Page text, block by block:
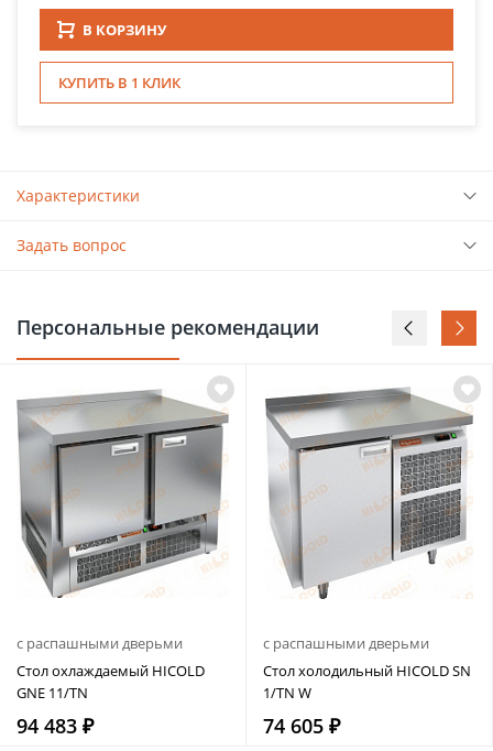
В КОРЗИНУ
КУПИТЬ В 1 КЛИК
Характеристики
Задать вопрос
Персональные рекомендации
с распашными дверьми
Стол охлаждаемый HICOLD
GNE 11/TN
94 483 ₽
с распашными дверьми
Стол холодильный HICOLD SN
1/TN W
74 605 ₽